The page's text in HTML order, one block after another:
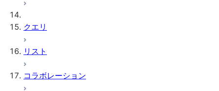
DCM Projects
Snowflakeでのdbtプロジェクト
クエリ
リスト
コラボレーション